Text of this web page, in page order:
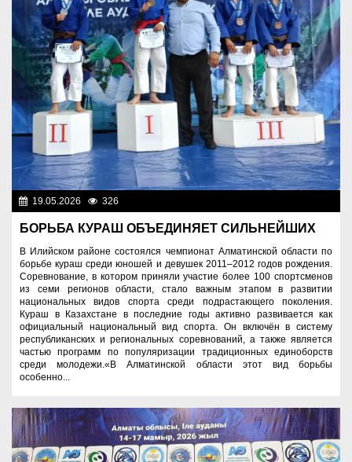
19.05.2026 326
БОРЬБА КУРАШ ОБЪЕДИНЯЕТ СИЛЬНЕЙШИХ
В Илийском районе состоялся чемпионат Алматинской области по
борьбе кураш среди юношей и девушек 2011–2012 годов рождения.
Соревнование, в котором приняли участие более 100 спортсменов
из семи регионов области, стало важным этапом в развитии
национальных видов спорта среди подрастающего поколения.
Кураш в Казахстане в последние годы активно развивается как
официальный национальный вид спорта. Он включён в систему
республиканских и региональных соревнований, а также является
частью программ по популяризации традиционных единоборств
среди молодежи.«В Алматинской области этот вид борьбы
особенно...